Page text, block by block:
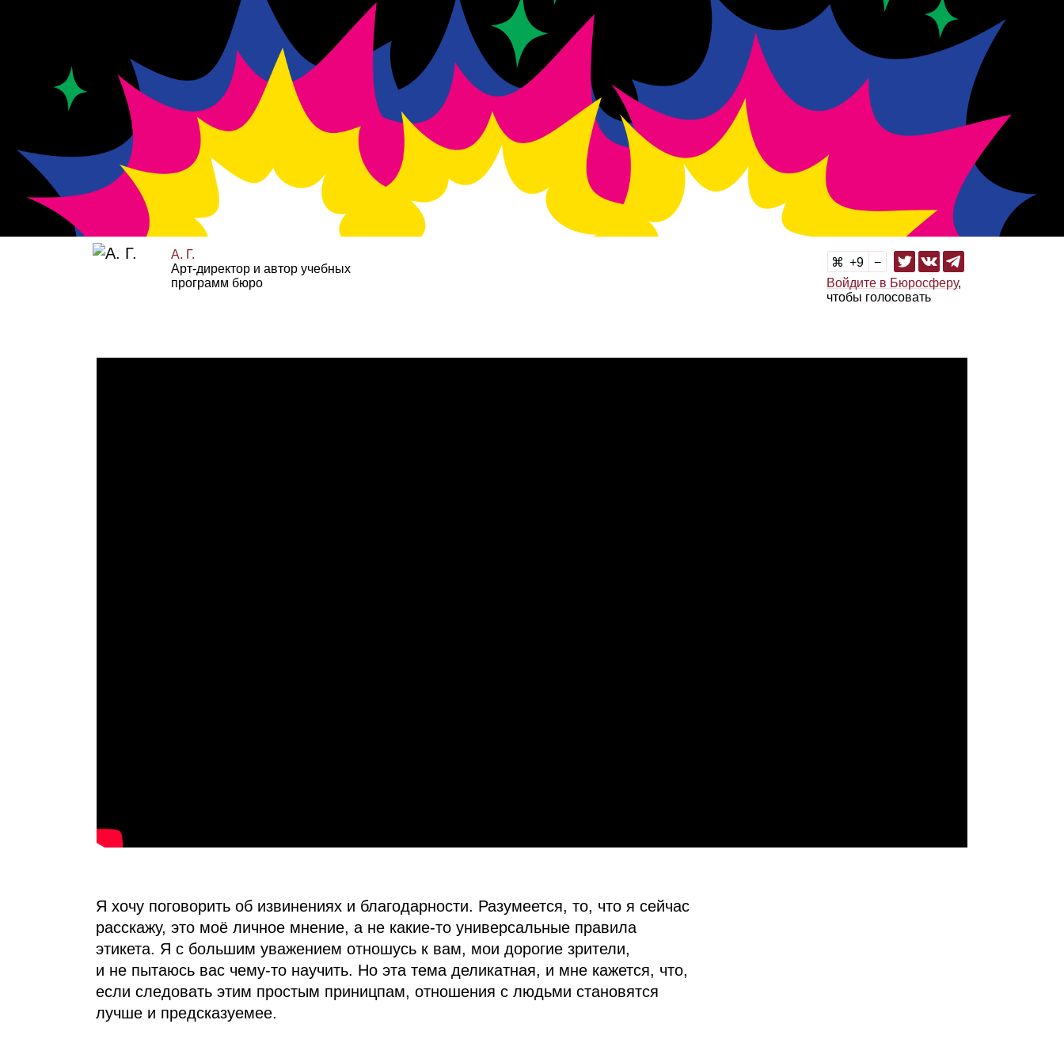
А. Г.
Арт‑директор и автор учебных
программ бюро
9
Войдите в Бюросферу,
чтобы голосовать
Я хочу поговорить об извинениях и благодарности. Разумеется, то, что я сейчас
расскажу, это моё личное мнение, а не какие‑то универсальные правила
этикета. Я с большим уважением отношусь к вам, мои дорогие зрители,
и не пытаюсь вас чему‑то научить. Но эта тема деликатная, и мне кажется, что,
если следовать этим простым приницпам, отношения с людьми становятся
лучше и предсказуемее.